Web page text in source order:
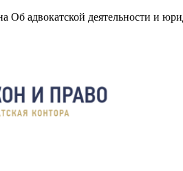
Об адвокатской деятельности и